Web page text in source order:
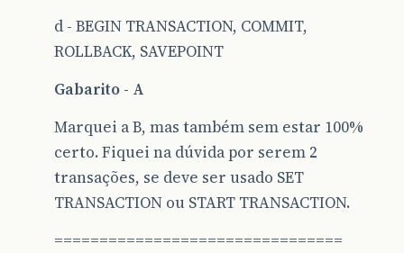
d - BEGIN TRANSACTION, COMMIT,
ROLLBACK, SAVEPOINT
Gabarito - A
Marquei a B, mas também sem estar 100%
certo. Fiquei na dúvida por serem 2
transações, se deve ser usado SET
TRANSACTION ou START TRANSACTION.
================================